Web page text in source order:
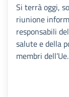
Si terrà oggi,
riunione
responsabili
salute e della
membri dell’Ue.